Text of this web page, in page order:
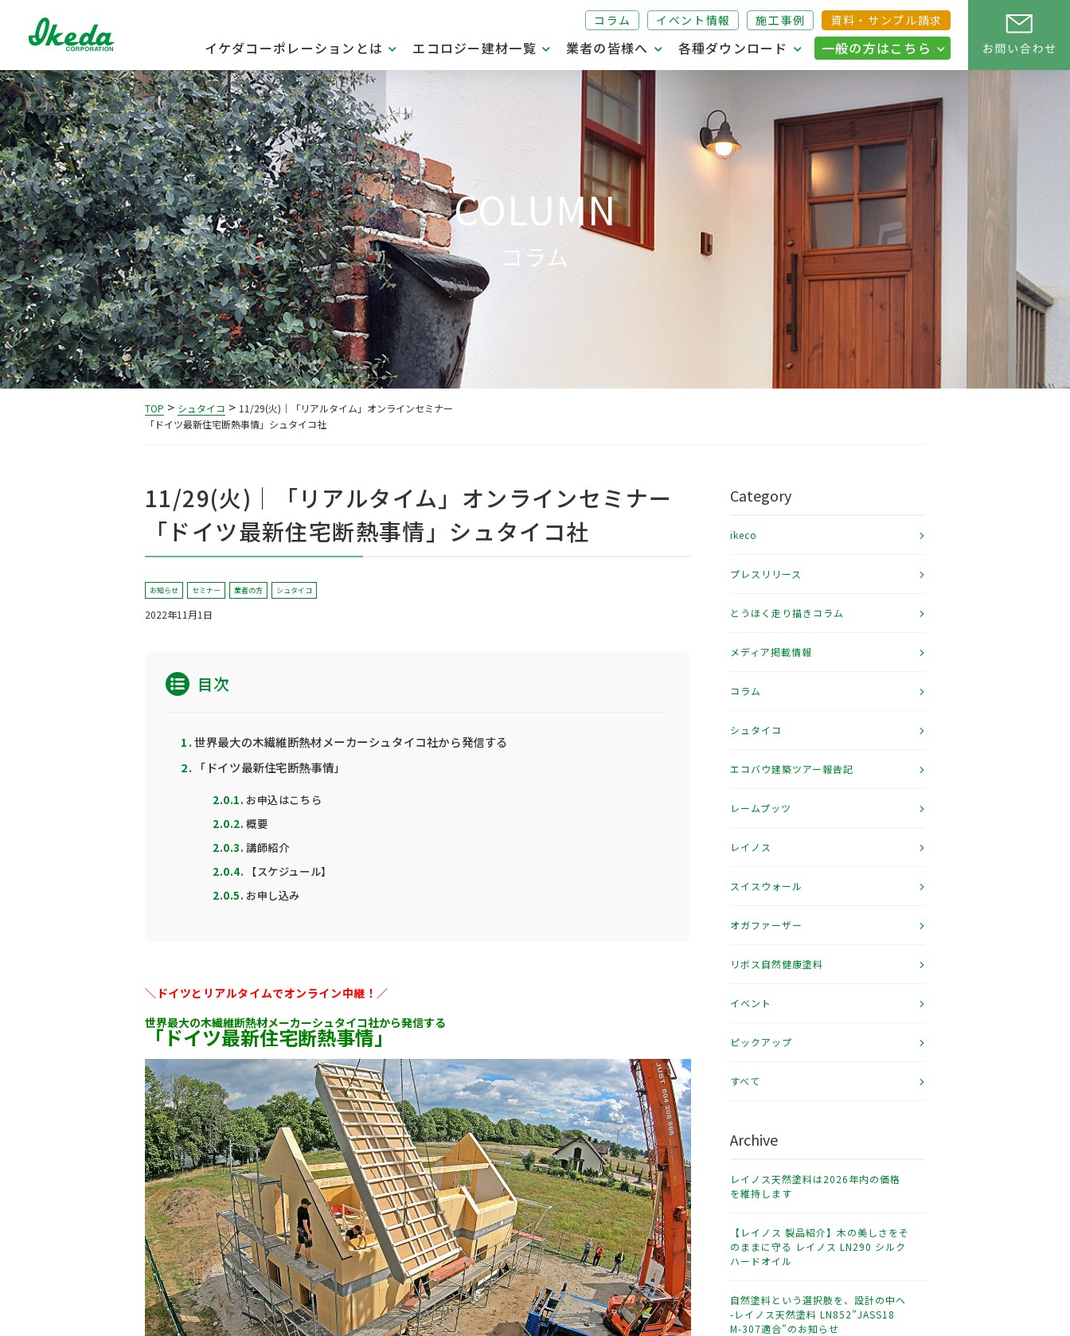
コラム イベント情報 施工事例 資料・サンプル請求
イケダコーポレーションとは エコロジー建材一覧 業者の皆様へ 各種ダウンロード 一般の方はこちら
COLUMN
コラム
TOP > シュタイコ > 11/29(火)｜「リアルタイム」オンラインセミナー
「ドイツ最新住宅断熱事情」シュタイコ社
11/29(火)｜「リアルタイム」オンラインセミナー
「ドイツ最新住宅断熱事情」シュタイコ社
お知らせ セミナー 業者の方 シュタイコ
2022年11月1日
目次
世界最大の木繊維断熱材メーカーシュタイコ社から発信する
「ドイツ最新住宅断熱事情」
お申込はこちら
概要
講師紹介
【スケジュール】
お申し込み
＼ドイツとリアルタイムでオンライン中継！／
世界最大の木繊維断熱材メーカーシュタイコ社から発信する
「ドイツ最新住宅断熱事情」
Category
ikeco
プレスリリース
とうほく走り描きコラム
メディア掲載情報
コラム
シュタイコ
エコバウ建築ツアー報告記
レームプッツ
レイノス
スイスウォール
オガファーザー
リボス自然健康塗料
イベント
ピックアップ
すべて
Archive
レイノス天然塗料は2026年内の価格
を維持します
【レイノス 製品紹介】木の美しさをそ
のままに守る レイノス LN290 シルク
ハードオイル
自然塗料という選択肢を、設計の中へ
-レイノス天然塗料 LN852”JASS18
M-307適合”のお知らせ